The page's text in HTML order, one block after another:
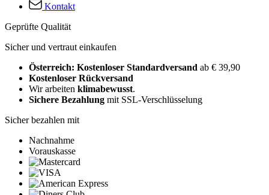
Kontakt
Geprüfte Qualität
Sicher und vertraut einkaufen
Österreich: Kostenloser Standardversand ab € 39,90
Kostenloser Rückversand
Wir arbeiten klimabewusst.
Sichere Bezahlung mit SSL-Verschlüsselung
Sicher bezahlen mit
Nachnahme
Vorauskasse